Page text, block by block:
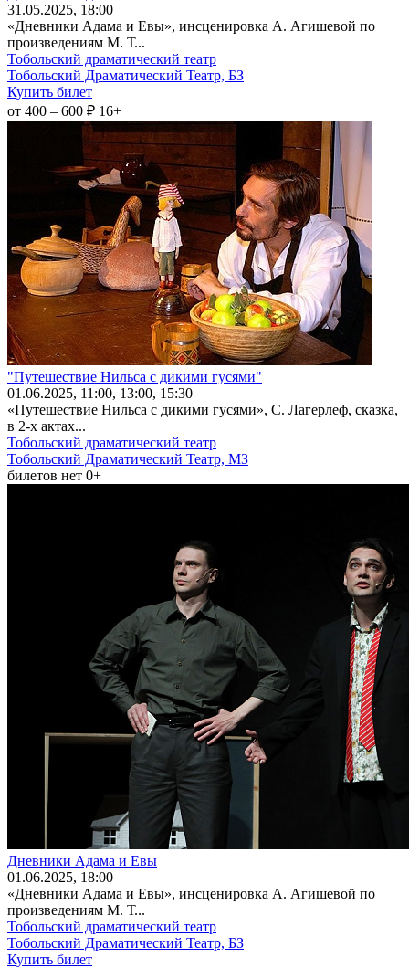
31 .05.2025, 18:00
«Дневники Адама и Евы», инсценировка А. Агишевой по
произведениям М. Т...
Тобольский драматический театр
Тобольский Драматический Театр, БЗ
Купить билет
от 400 – 600 ₽ 16+
"Путешествие Нильса с дикими гусями"
01 .06.2025, 11:00, 13:00, 15:30
«Путешествие Нильса с дикими гусями», С. Лагерлеф, сказка,
в 2-х актах...
Тобольский драматический театр
Тобольский Драматический Театр, МЗ
билетов нет 0+
Дневники Адама и Евы
01 .06.2025, 18:00
«Дневники Адама и Евы», инсценировка А. Агишевой по
произведениям М. Т...
Тобольский драматический театр
Тобольский Драматический Театр, БЗ
Купить билет